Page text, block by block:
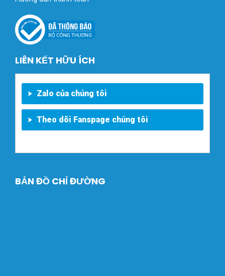
LIÊN KẾT HỮU ÍCH
Zalo của chúng tôi
Theo dõi Fanspage chúng tôi
BẢN ĐỒ CHỈ ĐƯỜNG